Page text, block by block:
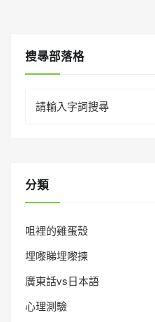
搜㝷部落格
for:
分類
咀裡的雞蛋殼
埋嚟睇埋嚟揀
廣東話vs日本語
心理測驗